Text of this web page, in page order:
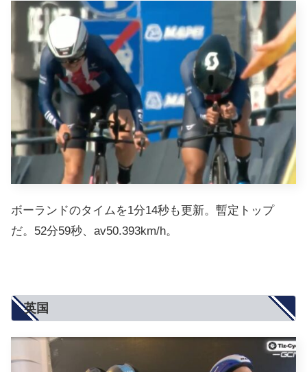
ボーランドのタイムを1分14秒も更新。暫定トップ
だ。52分59秒、av50.393km/h。
英国